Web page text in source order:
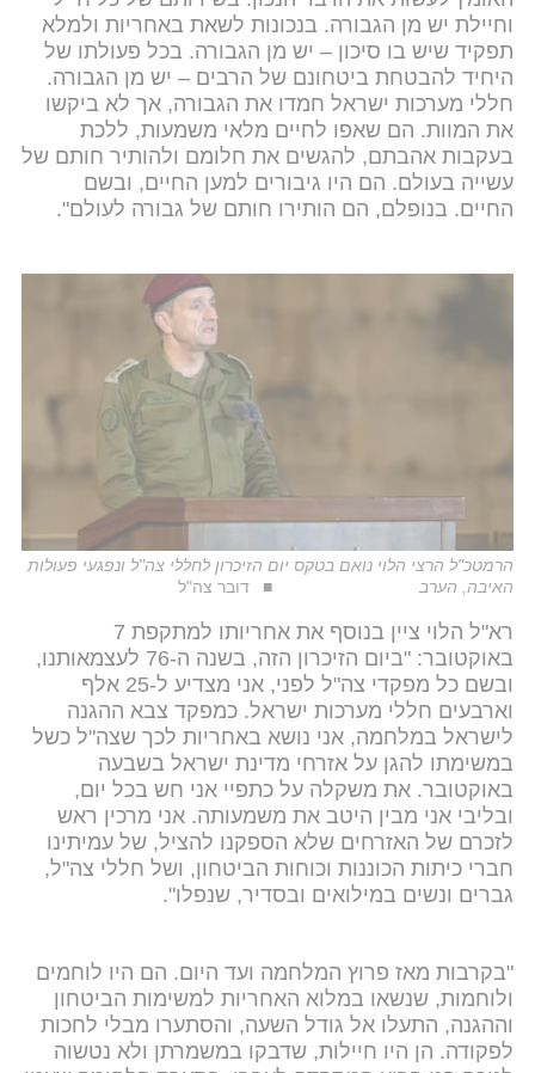
וחיילת יש מן הגבורה. בנכונות לשאת באחריות ולמלא
תפקיד שיש בו סיכון – יש מן הגבורה. בכל פעולתו של
היחיד להבטחת ביטחונם של הרבים – יש מן הגבורה.
חללי מערכות ישראל חמדו את הגבורה, אך לא ביקשו
את המוות. הם שאפו לחיים מלאי משמעות, ללכת
בעקבות אהבתם, להגשים את חלומם ולהותיר חותם של
עשייה בעולם. הם היו גיבורים למען החיים, ובשם
החיים. בנופלם, הם הותירו חותם של גבורה לעולם".
הרמטכ"ל הרצי הלוי נואם בטקס יום הזיכרון לחללי צה"ל ונפגעי פעולות
האיבה, הערב
דובר צה"ל
רא"ל הלוי ציין בנוסף את אחריותו למתקפת 7
באוקטובר: "ביום הזיכרון הזה, בשנה ה-76 לעצמאותנו,
ובשם כל מפקדי צה"ל לפני, אני מצדיע ל-25 אלף
וארבעים חללי מערכות ישראל. כמפקד צבא ההגנה
לישראל במלחמה, אני נושא באחריות לכך שצה"ל כשל
במשימתו להגן על אזרחי מדינת ישראל בשבעה
באוקטובר. את משקלה על כתפיי אני חש בכל יום,
ובליבי אני מבין היטב את משמעותה. אני מרכין ראש
לזכרם של האזרחים שלא הספקנו להציל, של עמיתינו
חברי כיתות הכוננות וכוחות הביטחון, ושל חללי צה"ל,
גברים ונשים במילואים ובסדיר, שנפלו".
"בקרבות מאז פרוץ המלחמה ועד היום. הם היו לוחמים
ולוחמות, שנשאו במלוא האחריות למשימות הביטחון
וההגנה, התעלו אל גודל השעה, והסתערו מבלי לחכות
לפקודה. הן היו חיילות, שדבקו במשמרתן ולא נטשוה